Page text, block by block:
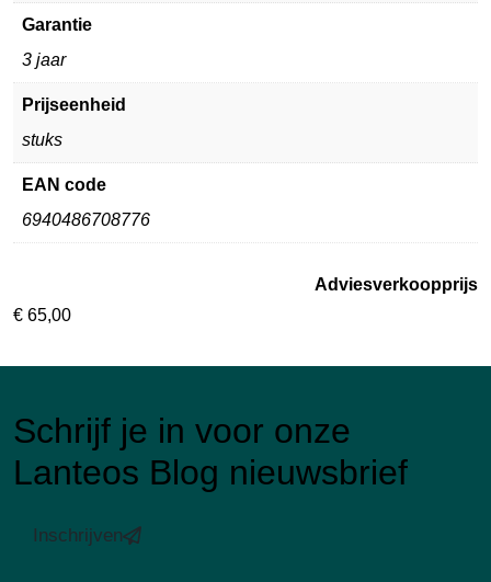
Garantie
3 jaar
Prijseenheid
stuks
EAN code
6940486708776
Adviesverkoopprijs
€ 65,00
Schrijf je in voor onze
Lanteos Blog nieuwsbrief
Inschrijven